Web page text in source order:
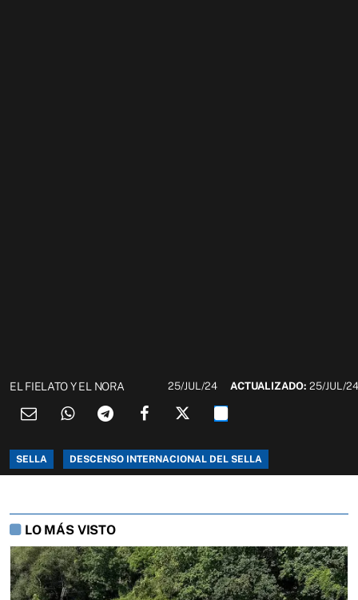
EL FIELATO Y EL NORA 25/JUL/24 ACTUALIZADO:25/JUL/
SELLA DESCENSO INTERNACIONAL DEL SELLA
LO MÁS VISTO